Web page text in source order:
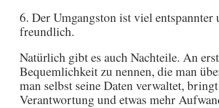
6. Der Umgangston ist viel entspannter
freundlich.
Natürlich gibt es auch Nachteile. An
Bequemlichkeit zu nennen, die man
man selbst seine Daten verwaltet,
Verantwortung und etwas mehr